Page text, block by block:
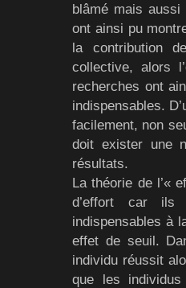
blâmé mais
ont ainsi pu
la contribution
collective, alors
recherches ont
indispensables.
facilement, non
doit exister une
résultats.
La théorie de l’«
d’effort car ils
indispensables à
effet de seuil.
individu réussit
que les